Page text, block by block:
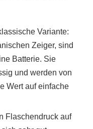
Variante:
Zeiger, sind
Batterie. Sie
und werden von
Wert auf einfache
Flaschendruck auf